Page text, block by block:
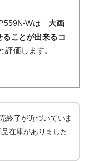
Wは「 大画
ことが出来るコ
評価します。
終了が近づいていま
在庫がありました